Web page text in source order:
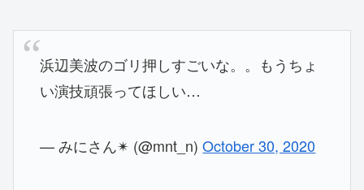
浜辺美波のゴリ押しすごいな。。もうちょ
い演技頑張ってほしい…
— みにさん✴︎ (@mnt_n)October 30, 2020